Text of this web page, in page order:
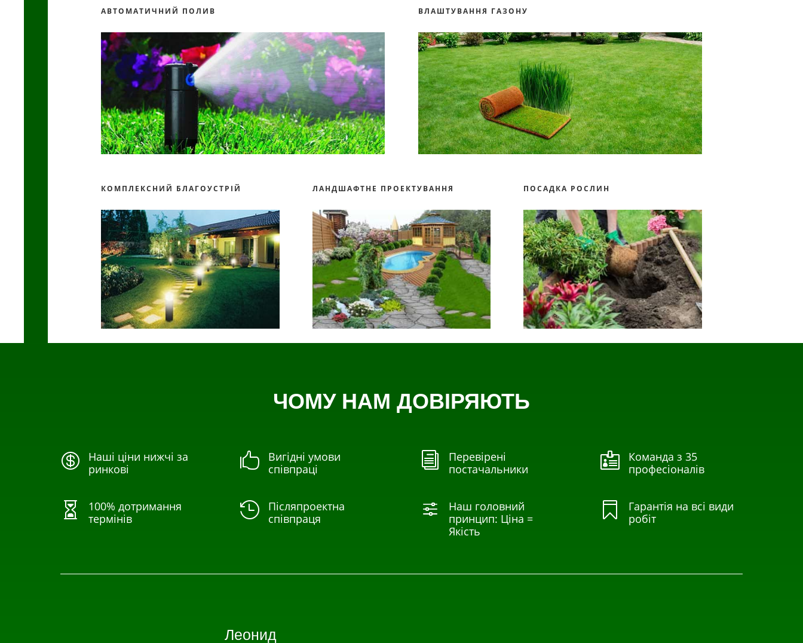
АВТОМАТИЧНИЙ ПОЛИВ ВЛАШТУВАННЯ ГАЗОНУ
КОМПЛЕКСНИЙ БЛАГОУСТРІЙ ЛАНДШАФТНЕ ПРОЕКТУВАННЯ ПОСАДКА РОСЛИН
ЧОМУ НАМ ДОВІРЯЮТЬ

Наші ціни нижчі за
ринкові

100% дотримання
термінів

Вигідні умови
співпраці

Післяпроектна
співпраця
i
Перевірені
постачальники
f
Наш головний
принцип: Ціна =
Якість

Команда з 35
професіоналів

Гарантія на всі види
робіт
Леонид